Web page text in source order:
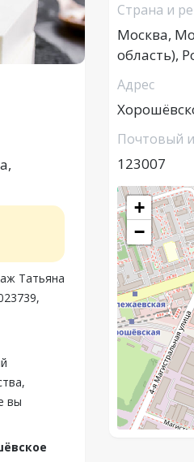
Татьяна
вы
Страна и
Москва,
область),
Адрес
Почтовый
123007
+
−